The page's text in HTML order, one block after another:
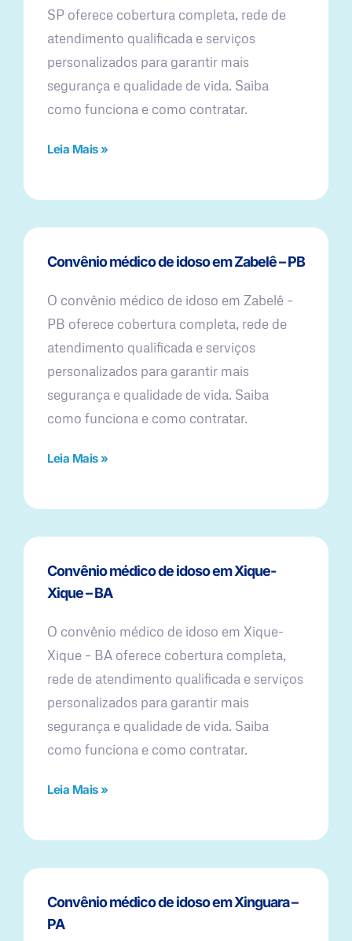
SP oferece cobertura completa, rede de
atendimento qualificada e serviços
personalizados para garantir mais
segurança e qualidade de vida. Saiba
como funciona e como contratar.
Leia Mais »
Convênio médico de idoso em Zabelê – PB
O convênio médico de idoso em Zabelê –
PB oferece cobertura completa, rede de
atendimento qualificada e serviços
personalizados para garantir mais
segurança e qualidade de vida. Saiba
como funciona e como contratar.
Leia Mais »
Convênio médico de idoso em Xique-
Xique – BA
O convênio médico de idoso em Xique-
Xique – BA oferece cobertura completa,
rede de atendimento qualificada e serviços
personalizados para garantir mais
segurança e qualidade de vida. Saiba
como funciona e como contratar.
Leia Mais »
Convênio médico de idoso em Xinguara –
PA